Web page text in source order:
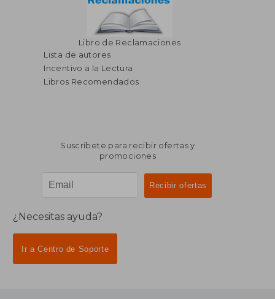
Libro de Reclamaciones
Lista de autores
Incentivo a la Lectura
Libros Recomendados
Suscríbete para recibir ofertas y
promociones
¿Necesitas ayuda?
Ir a Centro de Soporte